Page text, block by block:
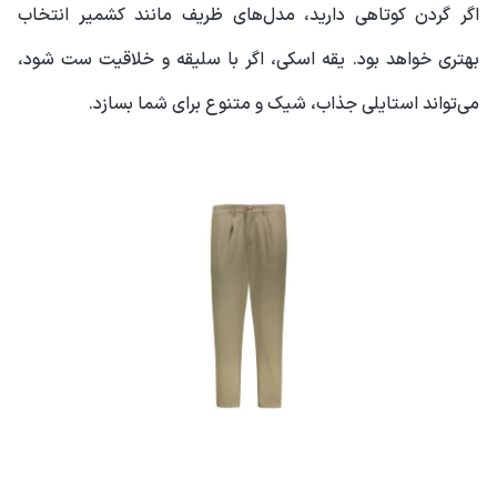
اگر گردن کوتاهی دارید، مدل‌های ظریف مانند کشمیر انتخاب
بهتری خواهد بود. یقه اسکی، اگر با سلیقه و خلاقیت ست شود،
می‌تواند استایلی جذاب، شیک و متنوع برای شما بسازد.